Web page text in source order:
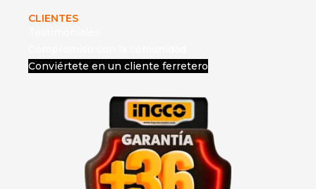
CLIENTES
Conviértete en un cliente ferretero